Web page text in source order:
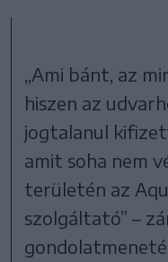
„Ami bánt, az
hiszen az
jogtalanul
amit soha nem
területén az
szolgáltató” –